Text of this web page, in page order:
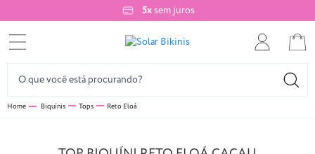
5xsem juros
Biquínis Tops Reto Eloá